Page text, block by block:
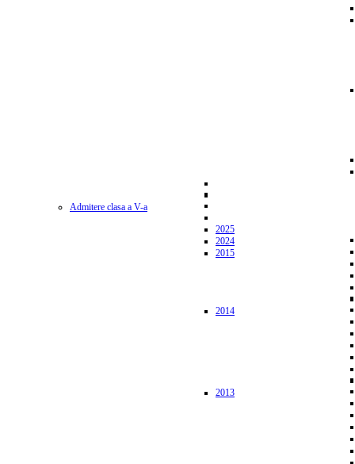
Admitere clasa a V-a
2025
2024
2015
2014
2013